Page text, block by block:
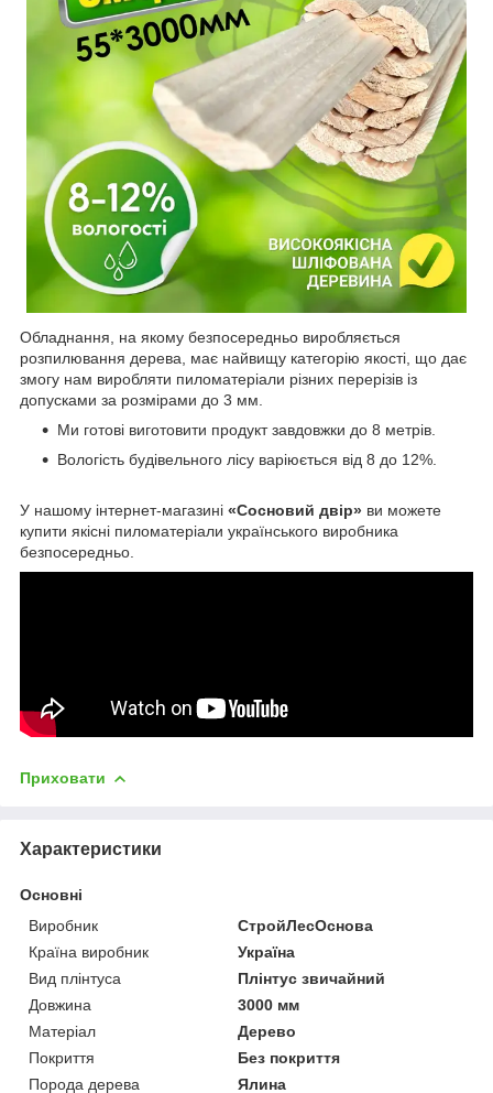
Обладнання, на якому безпосередньо виробляється
розпилювання дерева, має найвищу категорію якості, що дає
змогу нам виробляти пиломатеріали різних перерізів із
допусками за розмірами до 3 мм.
Ми готові виготовити продукт завдовжки до 8 метрів.
Вологість будівельного лісу варіюється від 8 до 12%.
У нашому інтернет-магазині «Сосновий двір» ви можете
купити якісні пиломатеріали українського виробника
безпосередньо.
Приховати
Характеристики
Основні
Виробник
СтройЛесОснова
Країна виробник
Україна
Вид плінтуса
Плінтус звичайний
Довжина
3000 мм
Матеріал
Дерево
Покриття
Без покриття
Порода дерева
Ялина